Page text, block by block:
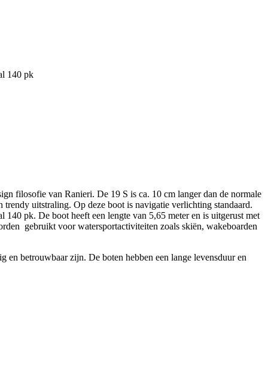
140 pk
filosofie van Ranieri. De 19 S is ca. 10 cm langer dan de normale
uitstraling. Op deze boot is navigatie verlichting standaard.
140 pk. De boot heeft een lengte van 5,65 meteren is uitgerust met
gebruikt voorwatersportactiviteiten zoals skiën, wakeboarden
ig en betrouwbaarzijn. De boten hebben een lange levensduuren